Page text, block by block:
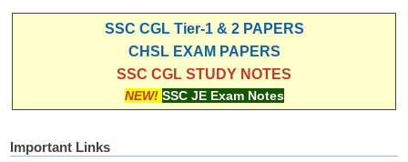
SSC CGL Tier-1 & 2 PAPERS
CHSL EXAM PAPERS
SSC CGL STUDY NOTES
NEW! SSC JE Exam Notes
Important Links